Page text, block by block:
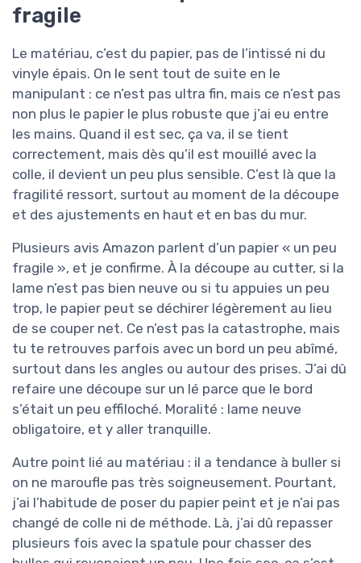
fragile
Le matériau, c’est du papier, pas de l’intissé ni du
vinyle épais. On le sent tout de suite en le
manipulant : ce n’est pas ultra fin, mais ce n’est pas
non plus le papier le plus robuste que j’ai eu entre
les mains. Quand il est sec, ça va, il se tient
correctement, mais dès qu’il est mouillé avec la
colle, il devient un peu plus sensible. C’est là que la
fragilité ressort, surtout au moment de la découpe
et des ajustements en haut et en bas du mur.
Plusieurs avis Amazon parlent d’un papier « un peu
fragile », et je confirme. À la découpe au cutter, si la
lame n’est pas bien neuve ou si tu appuies un peu
trop, le papier peut se déchirer légèrement au lieu
de se couper net. Ce n’est pas la catastrophe, mais
tu te retrouves parfois avec un bord un peu abîmé,
surtout dans les angles ou autour des prises. J’ai dû
refaire une découpe sur un lé parce que le bord
s’était un peu effiloché. Moralité : lame neuve
obligatoire, et y aller tranquille.
Autre point lié au matériau : il a tendance à buller si
on ne maroufle pas très soigneusement. Pourtant,
j’ai l’habitude de poser du papier peint et je n’ai pas
changé de colle ni de méthode. Là, j’ai dû repasser
plusieurs fois avec la spatule pour chasser des